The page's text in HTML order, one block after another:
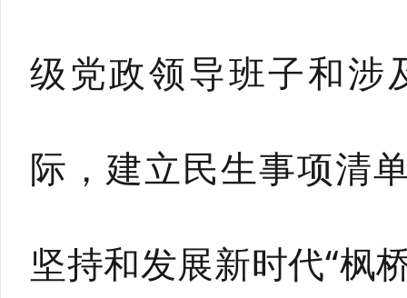
级党政领导班子和涉
际，建立民生事项清
坚持和发展新时代“枫